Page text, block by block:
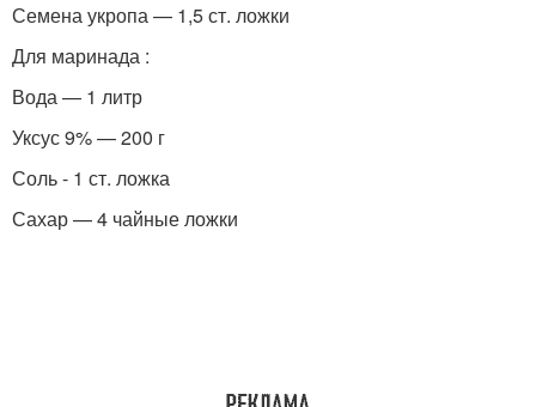
Семена укропа — 1,5 ст. ложки
Для маринада :
Вода — 1 литр
Уксус 9% — 200 г
Соль - 1 ст. ложка
Сахар — 4 чайные ложки